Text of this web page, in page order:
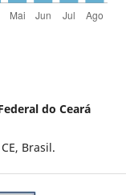
do Ceará
Brasil.